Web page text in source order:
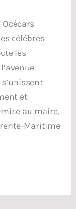
Océcars
célèbres
les
et
au maire,
Maritime,